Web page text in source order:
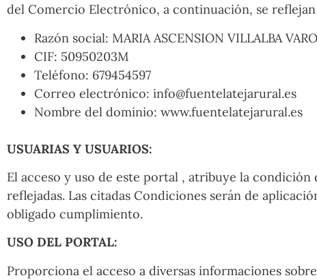
del Comercio Electrónico, a continuación, se
Razón social: MARIA ASCENSION VILLALBA
CIF: 50950203M
Teléfono: 679454597
Correo electrónico: info@fuentelatejarural.es
Nombre del dominio: www.fuentelatejarural.es
USUARIAS Y USUARIOS:
El acceso y uso de este portal , atribuye la condición
reflejadas. Las citadas Condiciones serán de
obligado cumplimiento.
USO DEL PORTAL:
Proporciona el acceso a diversas informaciones